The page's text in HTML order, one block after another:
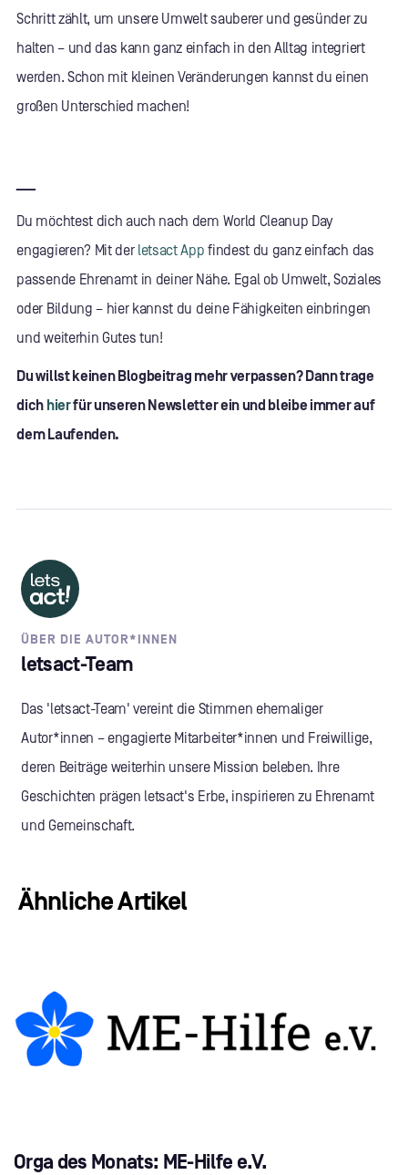
Schritt zählt, um unsere Umwelt sauberer und gesünder zu
halten – und das kann ganz einfach in den Alltag integriert
werden. Schon mit kleinen Veränderungen kannst du einen
großen Unterschied machen!
Du möchtest dich auch nach dem World Cleanup Day
engagieren? Mit der letsact App findest du ganz einfach das
passende Ehrenamt in deiner Nähe. Egal ob Umwelt, Soziales
oder Bildung – hier kannst du deine Fähigkeiten einbringen
und weiterhin Gutes tun!
Du willst keinen Blogbeitrag mehr verpassen? Dann trage
dich hierfür unseren Newsletter ein und bleibe immer auf
dem Laufenden.
ÜBER DIE AUTOR*INNEN
letsact-Team
Das 'letsact-Team' vereint die Stimmen ehemaliger
Autor*innen – engagierte Mitarbeiter*innen und Freiwillige,
deren Beiträge weiterhin unsere Mission beleben. Ihre
Geschichten prägen letsact's Erbe, inspirieren zu Ehrenamt
und Gemeinschaft.
Ähnliche Artikel
Orga des Monats: ME-Hilfe e.V.